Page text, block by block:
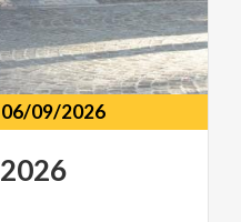
06/09/2026
2026